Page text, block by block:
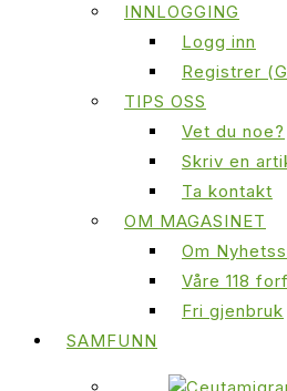
INNLOGGING
Logg inn
Registrer
TIPS OSS
Vet du noe?
Skriv en
Ta kontakt
OM MAGASINET
Om
Våre 118
Fri gjenbruk
SAMFUNN